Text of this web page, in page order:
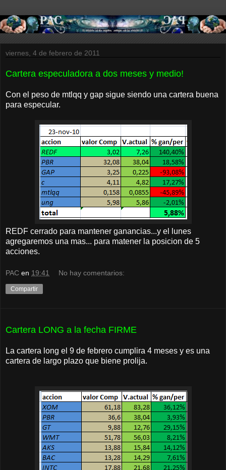
viernes, 4 de febrero de 2011
Cartera especuladora a dos meses y medio!
Con el peso de mtlqq y gap sigue siendo una cartera buena
para especular.
REDF cerrado para mantener ganancias...y el lunes
agregaremos una mas... para matener la posicion de 5
acciones.
PAC en 19:41 No hay comentarios:
Compartir
Cartera LONG a la fecha FIRME
La cartera long el 9 de febrero cumplira 4 meses y es una
cartera de largo plazo que biene prolija.